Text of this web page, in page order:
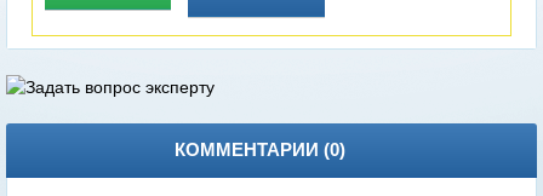
КОММЕНТАРИИ (0)